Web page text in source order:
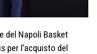
del Napoli Basket
per l’acquisto del